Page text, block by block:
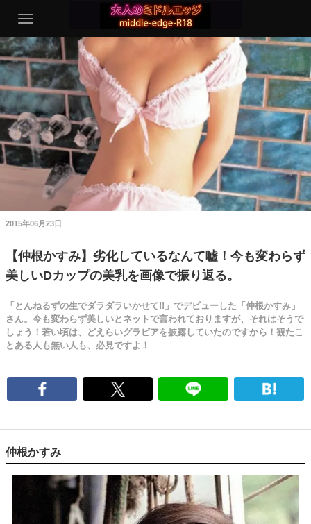
2015年06月23日
【仲根かすみ】劣化しているなんて嘘！今も変わらず
美しいDカップの美乳を画像で振り返る。
「とんねるずの生でダラダラいかせて!!」でデビューした「仲根かすみ」
さん。今も変わらず美しいとネットで言われておりますが、それはそうで
しょう！若い頃は、どえらいグラビアを披露していたのですから！観たこ
とある人も無い人も、必見ですよ！
仲根かすみ